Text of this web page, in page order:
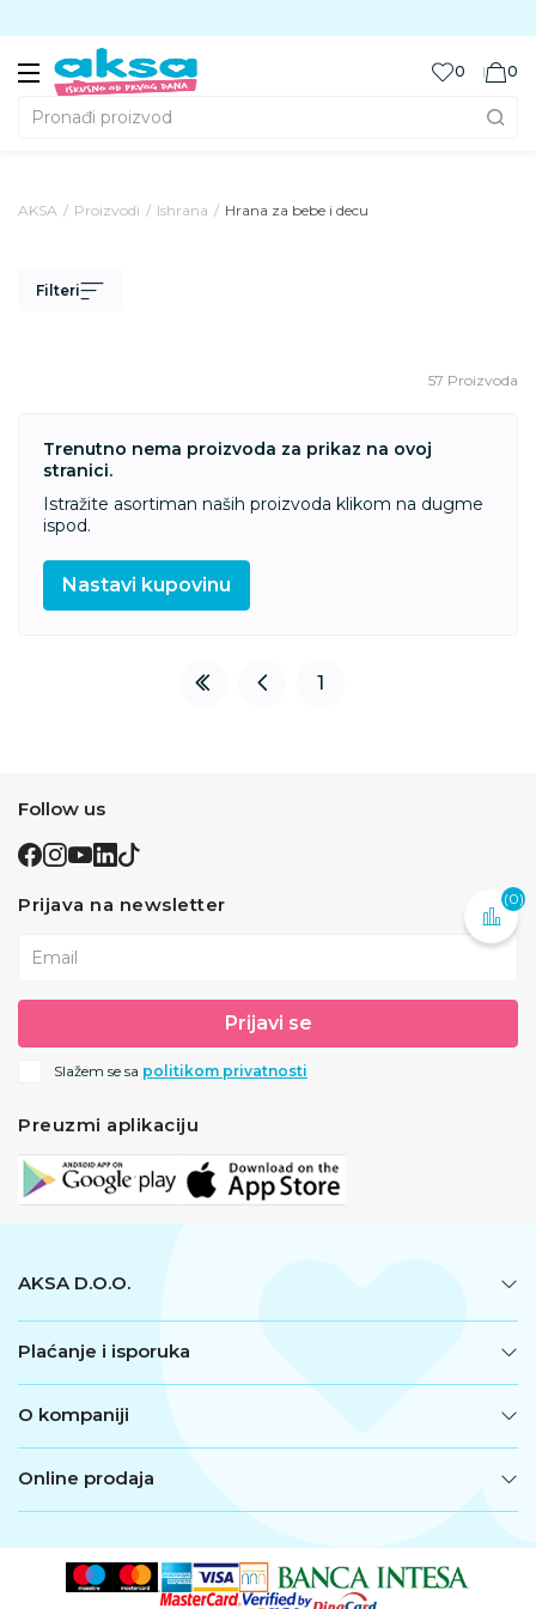
Pronađi proizvod
0 0
AKSA Proizvodi Ishrana Hrana za bebe i decu
Filteri
57 Proizvoda
Trenutno nema proizvoda za prikaz na ovoj
stranici.
Istražite asortiman naših proizvoda klikom na dugme
ispod.
Nastavi kupovinu
1
(0)
Follow us
Prijava na newsletter
Email
Prijavi se
Slažem se sa politikom privatnosti
Preuzmi aplikaciju
AKSA D.O.O.
Plaćanje i isporuka
O kompaniji
Online prodaja